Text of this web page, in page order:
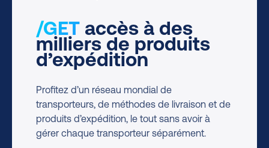
/GET accès à des
milliers de produits
d’expédition
Profitez d’un réseau mondial de
transporteurs, de méthodes de livraison et de
produits d’expédition, le tout sans avoir à
gérer chaque transporteur séparément.